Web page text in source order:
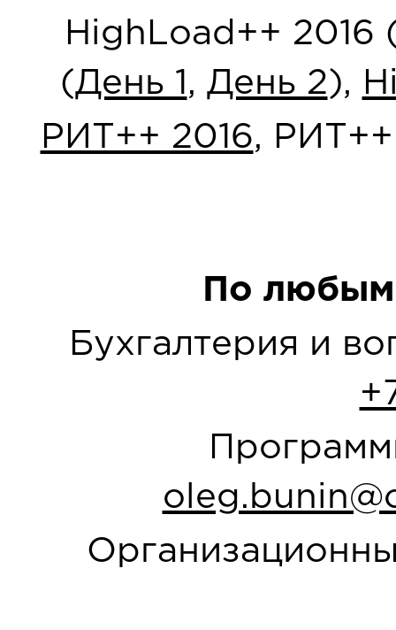
HighLoad++ 2016
(День 1 , День 2 ),
РИТ++ 2016,
По любым
Бухгалтерия и